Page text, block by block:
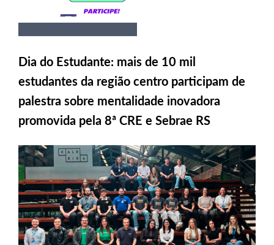
Dia do Estudante: mais de 10 mil
estudantes da região centro participam de
palestra sobre mentalidade inovadora
promovida pela 8ª CRE e Sebrae RS